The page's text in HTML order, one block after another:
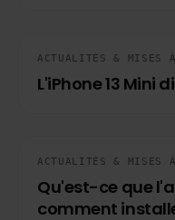
ACTUALITÉS & MISES
L'iPhone 13 Mini
ACTUALITÉS & MISES
Qu'est-ce que
comment